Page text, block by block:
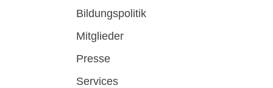
Bildungspolitik
Mitglieder
Presse
Services